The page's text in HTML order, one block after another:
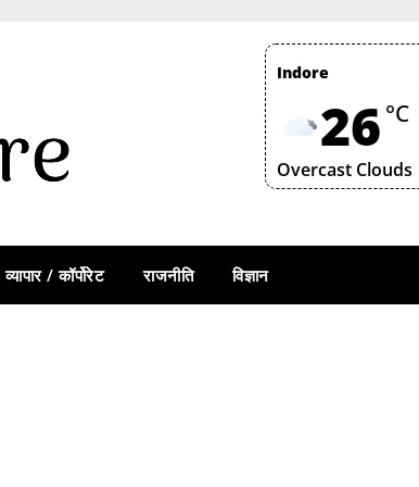
Indore
26 °C
Overcast Clouds
व्यापार / कॉर्पोरेट राजनीति विज्ञान